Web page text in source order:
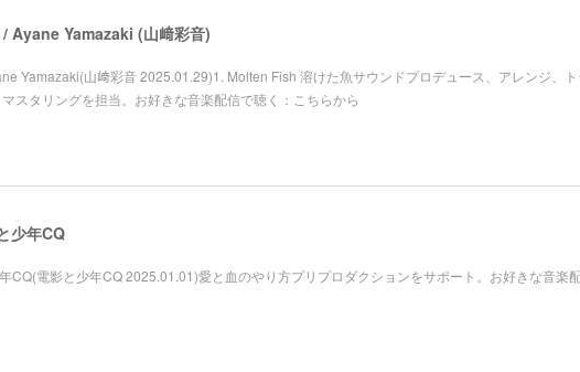
Ayane Yamazaki (山﨑彩音)
Yamazaki(山﨑彩音 2025.01.29)1. Molten Fish 溶けた魚サウンドプロデュース、アレンジ、ト
スタリングを担当。お好きな音楽配信で聴く：こちらから
少年CQ
CQ(電影と少年CQ 2025.01.01)愛と血のやり方プリプロダクションをサポート。お好きな音楽